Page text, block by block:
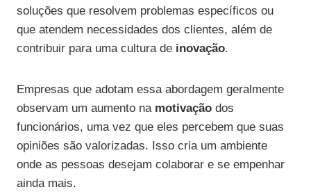
soluções que resolvem problemas específicos ou
que atendem necessidades dos clientes, além de
contribuir para uma cultura de inovação.
Empresas que adotam essa abordagem geralmente
observam um aumento na motivação dos
funcionários, uma vez que eles percebem que suas
opiniões são valorizadas. Isso cria um ambiente
onde as pessoas desejam colaborar e se empenhar
ainda mais.